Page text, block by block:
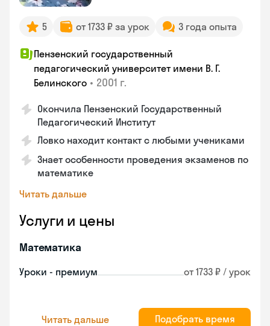
5 от 1733 ₽ за урок 3 года опыта
Пензенский государственный
педагогический университет имени В. Г.
Белинского • 2001 г.
Окончила Пензенский Государственный
Педагогический Институт
Ловко находит контакт с любыми учениками
Знает особенности проведения экзаменов по
математике
Читать дальше
Услуги и цены
Математика
Уроки - премиум от 1733 ₽ / урок
Читать дальше Подобрать время